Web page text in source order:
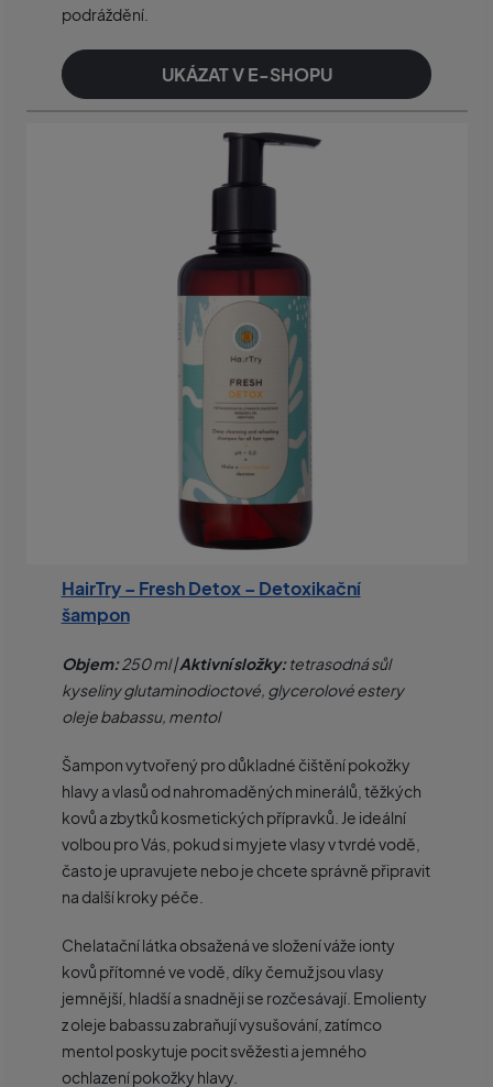
podráždění.
UKÁZAT V E-SHOPU
HairTry – Fresh Detox – Detoxikační
šampon
Objem:250 ml |Aktivní složky: tetrasodná sůl
kyseliny glutaminodioctové, glycerolové estery
oleje babassu, mentol
Šampon vytvořený pro důkladné čištění pokožky
hlavy a vlasů od nahromaděných minerálů, těžkých
kovů a zbytků kosmetických přípravků. Je ideální
volbou pro Vás, pokud si myjete vlasy v tvrdé vodě,
často je upravujete nebo je chcete správně připravit
na další kroky péče.
Chelatační látka obsažená ve složení váže ionty
kovů přítomné ve vodě, díky čemuž jsou vlasy
jemnější, hladší a snadněji se rozčesávají. Emolienty
z oleje babassu zabraňují vysušování, zatímco
mentol poskytuje pocit svěžesti a jemného
ochlazení pokožky hlavy.